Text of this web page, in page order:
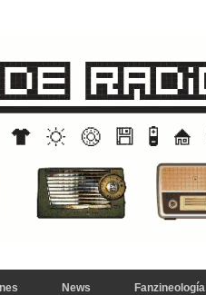
News Fanzineología